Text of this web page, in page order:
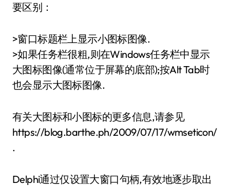
要区别：
>窗口标题栏上显示小图标图像.
>如果任务栏很粗,则在Windows任务栏中显示
大图标图像(通常位于屏幕的底部);按Alt Tab时
也会显示大图标图像.
有关大图标和小图标的更多信息,请参见
https://blog.barthe.ph/2009/07/17/wmseticon/
.
Delphi通过仅设置大窗口句柄,有效地逐步取出